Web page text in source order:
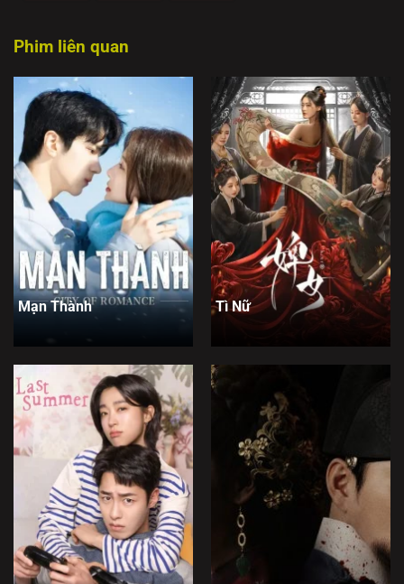
Phim liên quan
Mạn Thành Tì Nữ